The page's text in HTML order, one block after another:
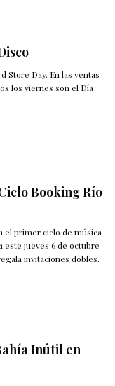
Store Day. En las ventas
los viernes son el Día
Booking Río
el primer ciclo de música
este jueves 6 de octubre
invitaciones dobles.
Inútil en